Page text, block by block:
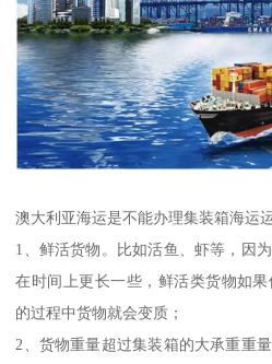
澳大利亚海运是不能办理集装箱海运
1、鲜活货物。比如活鱼、虾等，因
在时间上更长一些，鲜活类货物如
的过程中货物就会变质；
2、货物重量超过集装箱的大承重重